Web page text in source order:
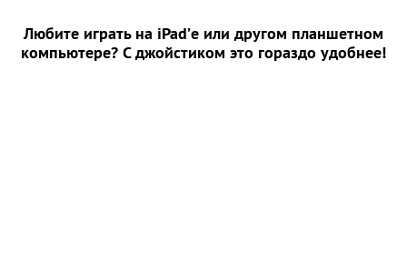
Любите играть на iPad’е или другом планшетном
компьютере? С джойстиком это гораздо удобнее!